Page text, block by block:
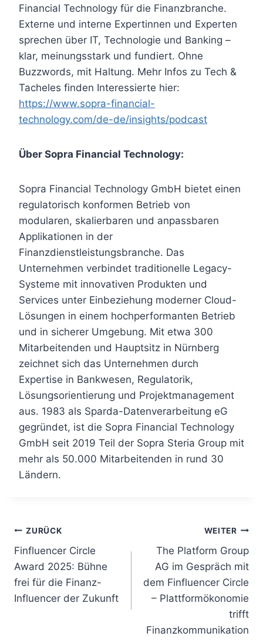
Financial Technology für die Finanzbranche.
Externe und interne Expertinnen und Experten
sprechen über IT, Technologie und Banking –
klar, meinungsstark und fundiert. Ohne
Buzzwords, mit Haltung. Mehr Infos zu Tech &
Tacheles finden Interessierte hier:
https://www.sopra-financial-
technology.com/de-de/insights/podcast
Über Sopra Financial Technology:
Sopra Financial Technology GmbH bietet einen
regulatorisch konformen Betrieb von
modularen, skalierbaren und anpassbaren
Applikationen in der
Finanzdienstleistungsbranche. Das
Unternehmen verbindet traditionelle Legacy-
Systeme mit innovativen Produkten und
Services unter Einbeziehung moderner Cloud-
Lösungen in einem hochperformanten Betrieb
und in sicherer Umgebung. Mit etwa 300
Mitarbeitenden und Hauptsitz in Nürnberg
zeichnet sich das Unternehmen durch
Expertise in Bankwesen, Regulatorik,
Lösungsorientierung und Projektmanagement
aus. 1983 als Sparda-Datenverarbeitung eG
gegründet, ist die Sopra Financial Technology
GmbH seit 2019 Teil der Sopra Steria Group mit
mehr als 50.000 Mitarbeitenden in rund 30
Ländern.
Beitragsnavigation
ZURÜCK
Finfluencer Circle
Award 2025: Bühne
frei für die Finanz-
Influencer der Zukunft
WEITER
The Platform Group
AG im Gespräch mit
dem Finfluencer Circle
– Plattformökonomie
trifft
Finanzkommunikation